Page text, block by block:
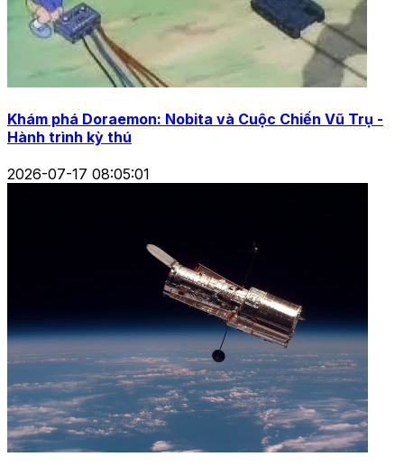
Khám phá Doraemon: Nobita và Cuộc Chiến Vũ Trụ -
Hành trình kỳ thú
2026-07-17 08:05:01